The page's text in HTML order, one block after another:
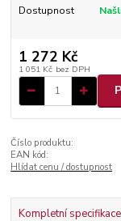
Dostupnost
1 272 Kč
1 051 Kč bez DPH
Číslo produktu:
EAN kód:
Hlídat cenu / dostupnost
Kompletní specifikace